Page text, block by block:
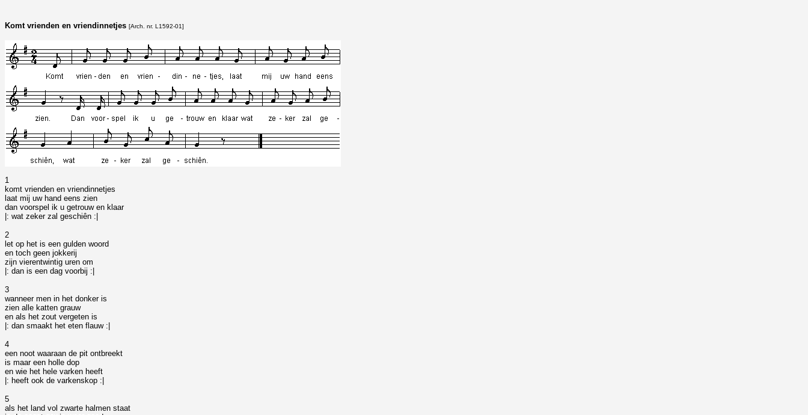
Komt vrienden en vriendinnetjes [Arch. nr. L1592-01]
1
komt vrienden en vriendinnetjes
laat mij uw hand eens zien
dan voorspel ik u getrouw en klaar
|: wat zeker zal geschiên :|
2
let op het is een gulden woord
en toch geen jokkerij
zijn vierentwintig uren om
|: dan is een dag voorbij :|
3
wanneer men in het donker is
zien alle katten grauw
en als het zout vergeten is
|: dan smaakt het eten flauw :|
4
een noot waaraan de pit ontbreekt
is maar een holle dop
en wie het hele varken heeft
|: heeft ook de varkenskop :|
5
als het land vol zwarte halmen staat